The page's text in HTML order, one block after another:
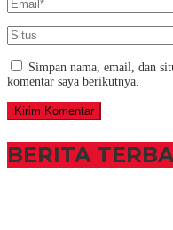
Simpan nama, email, dan
komentar saya berikutnya.
BERITA